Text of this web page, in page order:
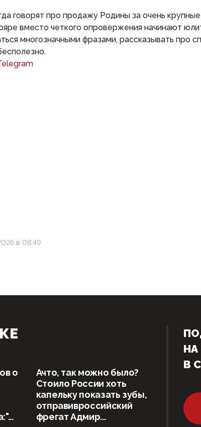
говорят про продажу Родины за очень крупные
вместо четкого опровержения начинают
многозначными фразами, рассказывать про
в 08:49
о
Ачто, так можно было?
Стоило России хоть
капельку показать зубы,
отправивроссийский
фрегат Адмир...
В